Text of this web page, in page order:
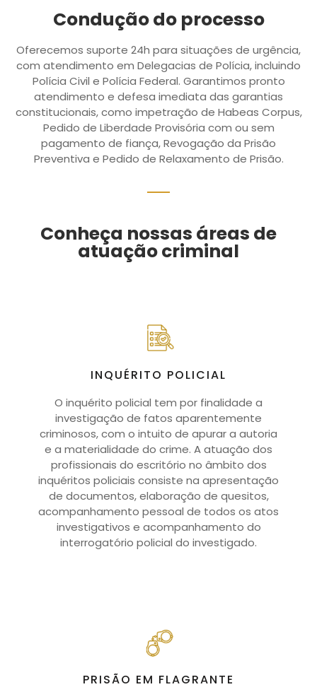
Condução do processo
Oferecemos suporte 24h para situações de urgência,
com atendimento em Delegacias de Polícia, incluindo
Polícia Civil e Polícia Federal. Garantimos pronto
atendimento e defesa imediata das garantias
constitucionais, como impetração de Habeas Corpus,
Pedido de Liberdade Provisória com ou sem
pagamento de fiança, Revogação da Prisão
Preventiva e Pedido de Relaxamento de Prisão.
Conheça nossas áreas de
atuação criminal
INQUÉRITO POLICIAL
O inquérito policial tem por finalidade a
investigação de fatos aparentemente
criminosos, com o intuito de apurar a autoria
e a materialidade do crime. A atuação dos
profissionais do escritório no âmbito dos
inquéritos policiais consiste na apresentação
de documentos, elaboração de quesitos,
acompanhamento pessoal de todos os atos
investigativos e acompanhamento do
interrogatório policial do investigado.
PRISÃO EM FLAGRANTE